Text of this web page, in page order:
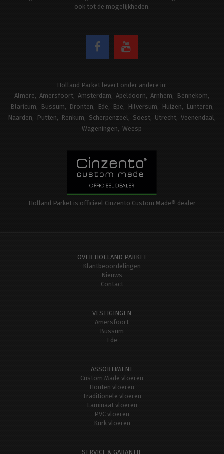
ook tot de mogelijkheden.
Holland Parket levert onder andere in:
Almere
Amersfoort Amsterdam Apeldoorn Arnhem
Bennekom
Blaricum
Bussum Dronten Ede Epe Hilversum Huizen
Lunteren
Naarden
Putten Renkum Scherpenzeel Soest Utrecht Veenendaal
Wageningen
Weesp
Holland Parket is officieel Cinzento Custom Made® dealer
OVER HOLLAND PARKET
Klantbeoordelingen
Nieuws
Contact
VESTIGINGEN
Amersfoort
Bussum
Ede
ASSORTIMENT
Custom Made vloeren
Houten vloeren
Traditionele vloeren
Laminaat vloeren
PVC vloeren
Kurk vloeren
SERVICE & GARANTIE